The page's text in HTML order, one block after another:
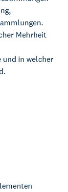
Mehrheit
und in welcher